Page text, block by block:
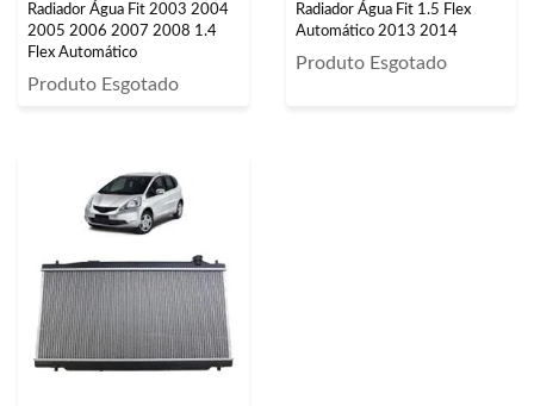
Radiador Água Fit 2003 2004
2005 2006 2007 2008 1.4
Flex Automático
Produto Esgotado
Radiador Água Fit 1.5 Flex
Automático 2013 2014
Produto Esgotado